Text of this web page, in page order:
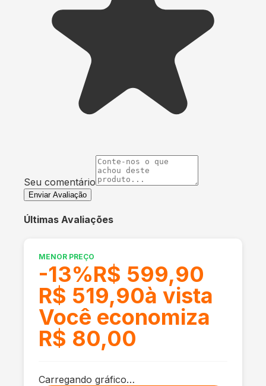
Seu comentário
Enviar Avaliação
Últimas Avaliações
MENOR PREÇO
-13%R$ 599,90
R$ 519,90à vista
Você economiza
R$ 80,00
Carregando gráfico…